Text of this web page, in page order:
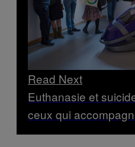
Read Next
Euthanasie et
ceux qui